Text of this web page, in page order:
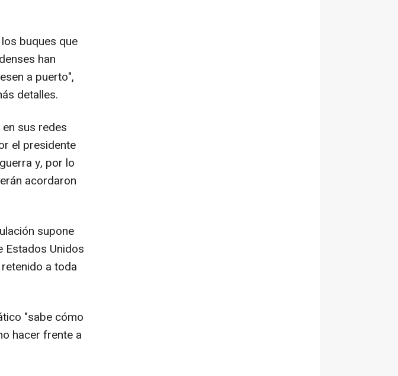
buques que
han
a puerto",
detalles.
sus redes
el presidente
y, por lo
acordaron
supone
Estados Unidos
a toda
"sabe cómo
hacer frente a